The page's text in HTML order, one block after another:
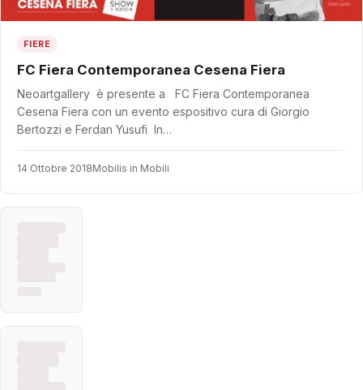
FIERE
FC Fiera Contemporanea Cesena Fiera
Neoartgallery è presente a FC Fiera Contemporanea
Cesena Fiera con un evento espositivo cura di Giorgio
Bertozzi e Ferdan Yusufi In…
14 Ottobre 2018Mobilis in Mobili